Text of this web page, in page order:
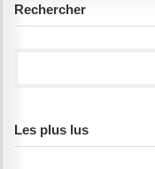
Rechercher
Les plus lus